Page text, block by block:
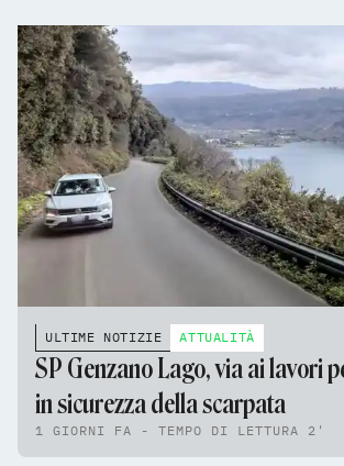
ULTIME NOTIZIE ATTUALITÀ
SP Genzano Lago, via ai lavori
in sicurezza della scarpata
1 GIORNI FA - TEMPO DI LETTURA 2'